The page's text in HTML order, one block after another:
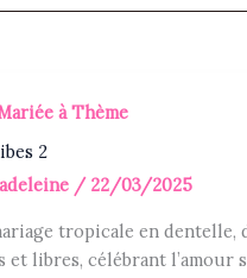
à Thème
2
/ 22/03/2025
tropicale en dentelle,
et libres, célébrant l’amour